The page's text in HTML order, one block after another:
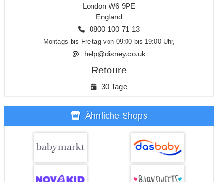
London W6 9PE
England
0800 100 71 13
Montags bis Freitag von 09:00 bis 19:00 Uhr,
help@disney.co.uk
Retoure
30 Tage
Ähnliche Shops